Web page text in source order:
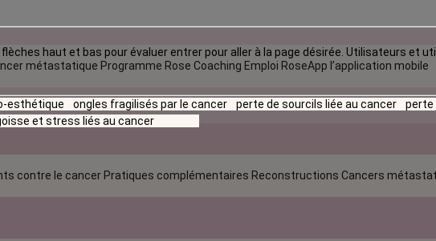
métastatique Programme Rose Coaching Emploi RoseApp l’application mobile
contre le cancer Pratiques complémentaires Reconstructions Cancers
haut et bas pour évaluer entrer pour aller à la page désirée. Utilisateurs et
esthétique ongles fragilisés par le cancer perte de sourcils liée au cancer perte
et stress liés au cancer